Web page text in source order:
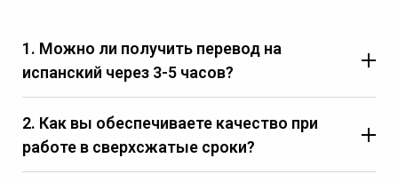
1. Можно ли получить перевод на
испанский через 3-5 часов?
2. Как вы обеспечиваете качество при
работе в сверхсжатые сроки?